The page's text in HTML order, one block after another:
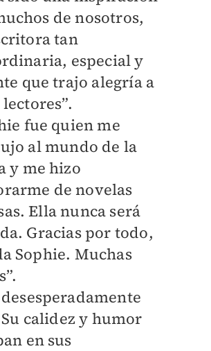
de nosotros,
tan
especial y
que trajo alegría a
fue quien me
al mundo de la
y me hizo
de novelas
Ella nunca será
Gracias por todo,
Sophie. Muchas
desesperadamente
calidez y humor
en sus